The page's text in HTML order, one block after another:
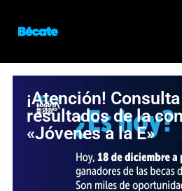
¡Atención!
resultados de la
«Jóvenes a la E»